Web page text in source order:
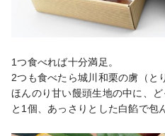
1つ食べれば十分満足。
2つも食べたら城川和栗の虜（と
ほんのり甘い饅頭生地の中に、
と1個、あっさりとした白餡で包